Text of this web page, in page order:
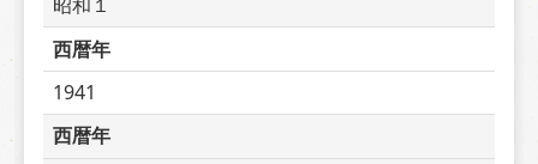
西暦年
1941
西暦年